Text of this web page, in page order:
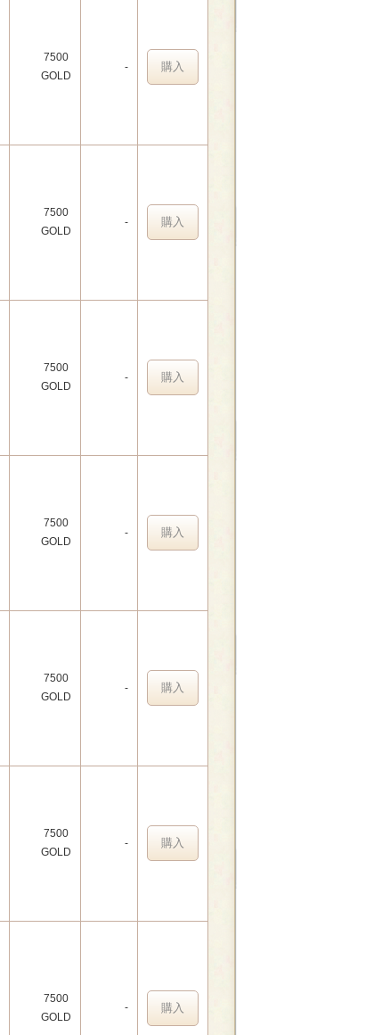
7500
GOLD
- 購入
7500
GOLD
- 購入
7500
GOLD
- 購入
7500
GOLD
- 購入
7500
GOLD
- 購入
7500
GOLD
- 購入
7500
GOLD
- 購入